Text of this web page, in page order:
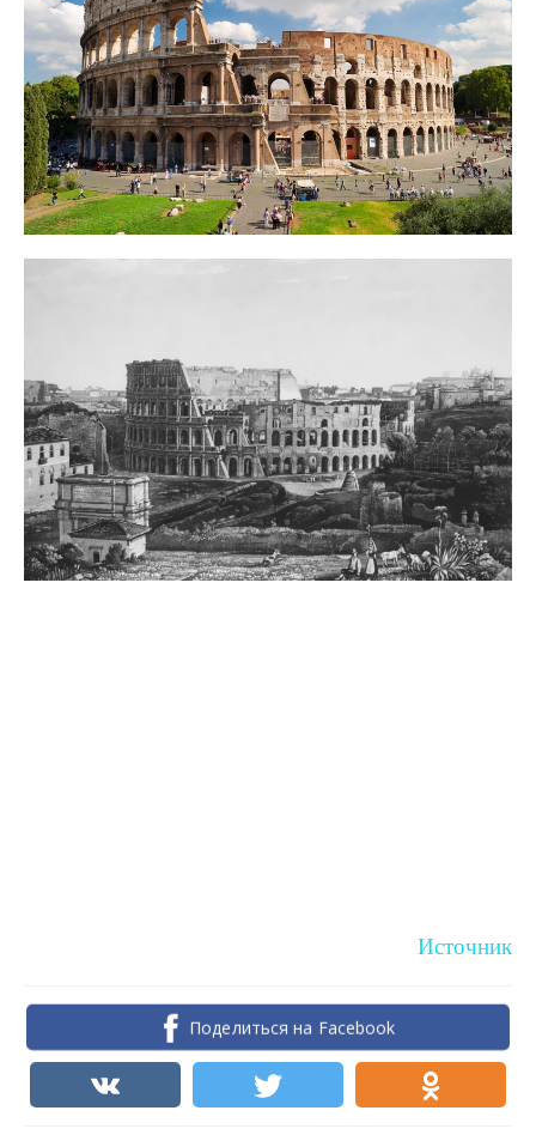
Источник
Поделиться на Facebook